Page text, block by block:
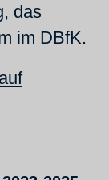
das
im DBfK.